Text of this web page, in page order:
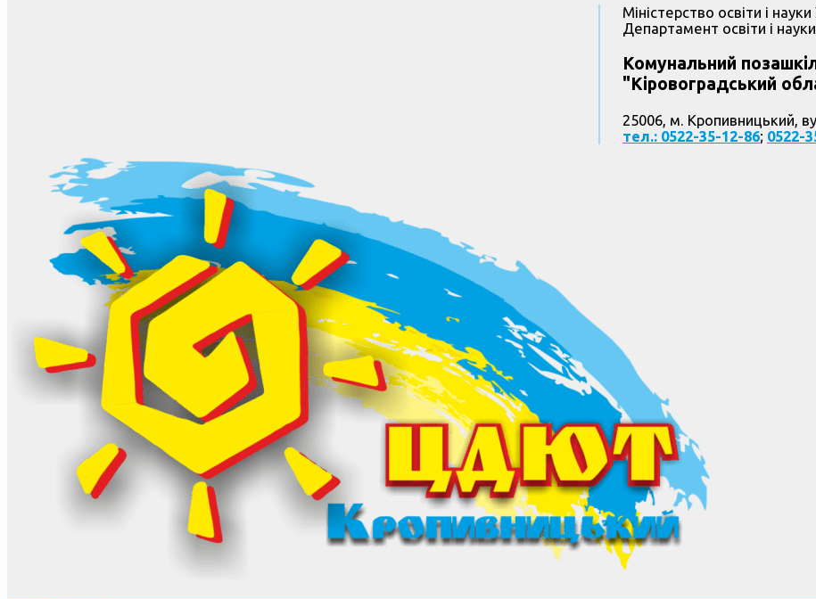
Міністерство освіти і науки
Департамент освіти і
Комунальний
"Кіровоградський
25006, м. Кропивницький,
тел.: 0522-35-12-86; 0522-